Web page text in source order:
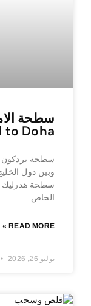
to Doha
سطحة بردكون
وبين دول
سطحة هدرليك
الخاص
READ MORE »
يوليو 26, 2026